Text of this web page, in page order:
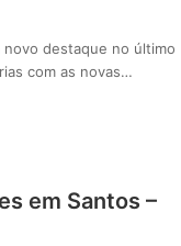
destaque no último
com as novas…
em Santos –